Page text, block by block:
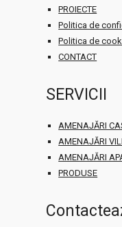
PROIECTE
Politica de
Politica de
CONTACT
SERVICII
AMENAJĂRI
AMENAJĂRI
AMENAJĂRI
PRODUSE